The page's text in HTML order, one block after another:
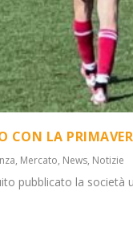
CON LA
, Mercato, News, Notizie
pubblicato la società